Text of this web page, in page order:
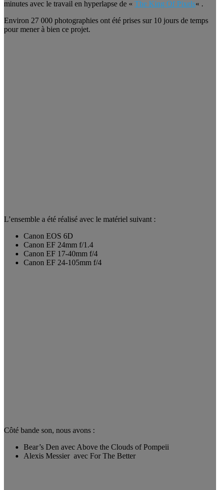
minutes avec le travail en hyperlapse de « The King Of Pixels« .
Environ 27 000 photographies ont été prises sur 10 jours de temps
pour mener à bien ce projet.
L’ensemble a été réalisé avec le matériel suivant :
Canon EOS 6D
Canon EF 24mm f/1.4
Canon EF 17-40mm f/4
Canon EF 24-105mm f/4
Côté bande son, nous avons :
Bear’s Den avec Above the Clouds of Pompeii
Alexis Messier avec For The Better